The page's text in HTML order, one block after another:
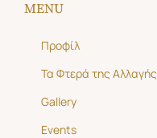
MENU
Προφίλ
Τα Φτερά της Αλλαγής
Gallery
Events